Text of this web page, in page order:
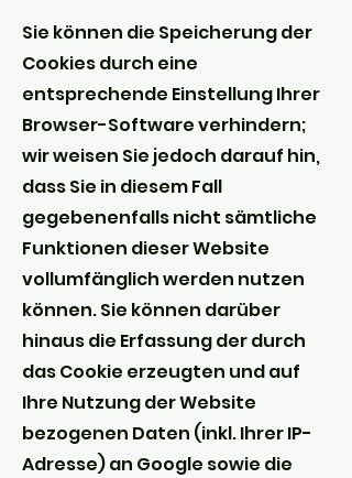
Sie können die Speicherung der
Cookies durch eine
entsprechende Einstellung Ihrer
Browser-Software verhindern;
wir weisen Sie jedoch darauf hin,
dass Sie in diesem Fall
gegebenenfalls nicht sämtliche
Funktionen dieser Website
vollumfänglich werden nutzen
können. Sie können darüber
hinaus die Erfassung der durch
das Cookie erzeugten und auf
Ihre Nutzung der Website
bezogenen Daten (inkl. Ihrer IP-
Adresse) an Google sowie die